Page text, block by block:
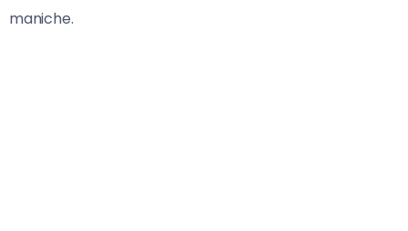
maniche.